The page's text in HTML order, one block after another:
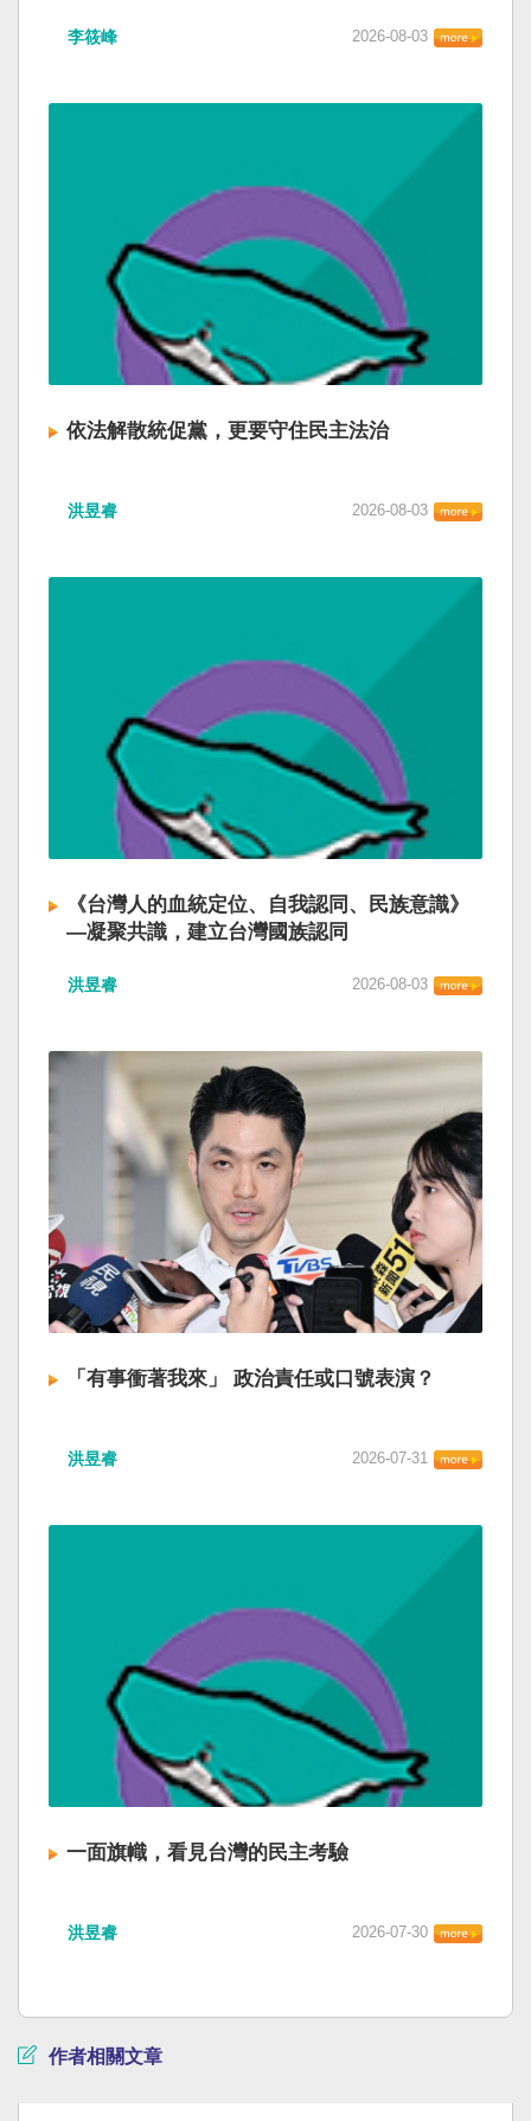
李筱峰 2026-08-03
依法解散統促黨，更要守住民主法治
洪昱睿 2026-08-03
《台灣人的血統定位、自我認同、民族意識》
—凝聚共識，建立台灣國族認同
洪昱睿 2026-08-03
「有事衝著我來」 政治責任或口號表演？
洪昱睿 2026-07-31
一面旗幟，看見台灣的民主考驗
洪昱睿 2026-07-30
作者相關文章